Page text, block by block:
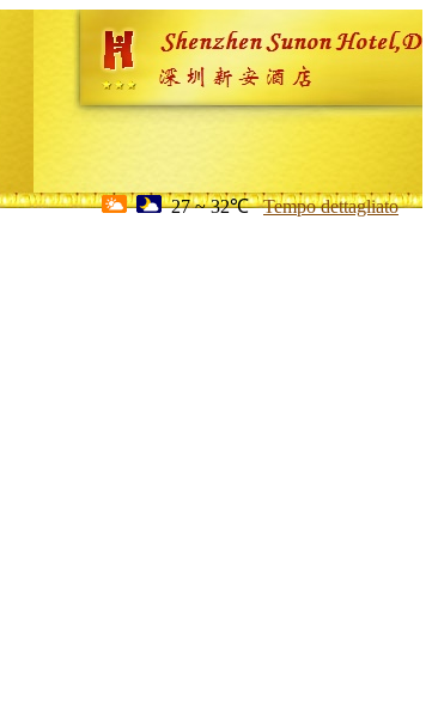
27 ~ 32℃ Tempo dettagliato